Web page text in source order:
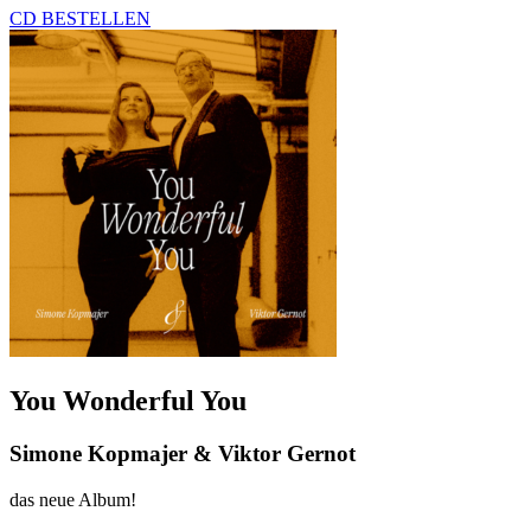
CD BESTELLEN
You Wonderful You
Simone Kopmajer & Viktor Gernot
das neue Album!